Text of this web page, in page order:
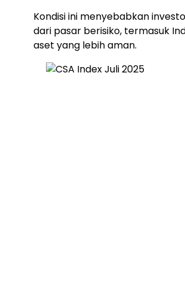
Kondisi ini menyebabkan
dari pasar berisiko, termasuk
aset yang lebih aman.